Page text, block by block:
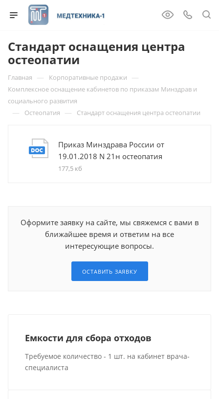
Стандарт оснащения центра
остеопатии
Главная — Корпоративные продажи —
Комплексное оснащение кабинетов по приказам Минздрав и
социального развития
— Остеопатия — Стандарт оснащения центра остеопатии
Приказ Минздрава России от
19.01.2018 N 21н остеопатия
177,5 кб
Оформите заявку на сайте, мы свяжемся с вами в
ближайшее время и ответим на все
интересующие вопросы.
ОСТАВИТЬ ЗАЯВКУ
Емкости для сбора отходов
Требуемое количество - 1 шт. на кабинет врача-
специалиста